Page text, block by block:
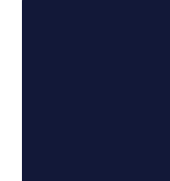
Vivere storia e
Gibilterra è un
che risale ai
Gibilterra,
riconquistata